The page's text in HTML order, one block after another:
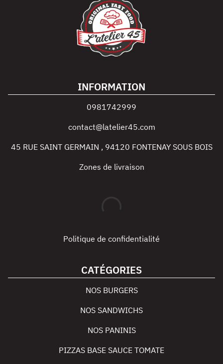
INFORMATION
0981742999
contact@latelier45.com
45 RUE SAINT GERMAIN , 94120 FONTENAY SOUS BOIS
Zones de livraison
Politique de confidentialité
CATÉGORIES
NOS BURGERS
NOS SANDWICHS
NOS PANINIS
PIZZAS BASE SAUCE TOMATE